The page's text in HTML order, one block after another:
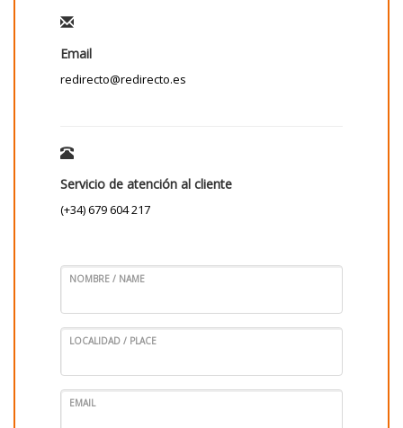
Email
redirecto@redirecto.es
Servicio de atención al cliente
(+34) 679 604 217
NOMBRE / NAME
LOCALIDAD / PLACE
EMAIL